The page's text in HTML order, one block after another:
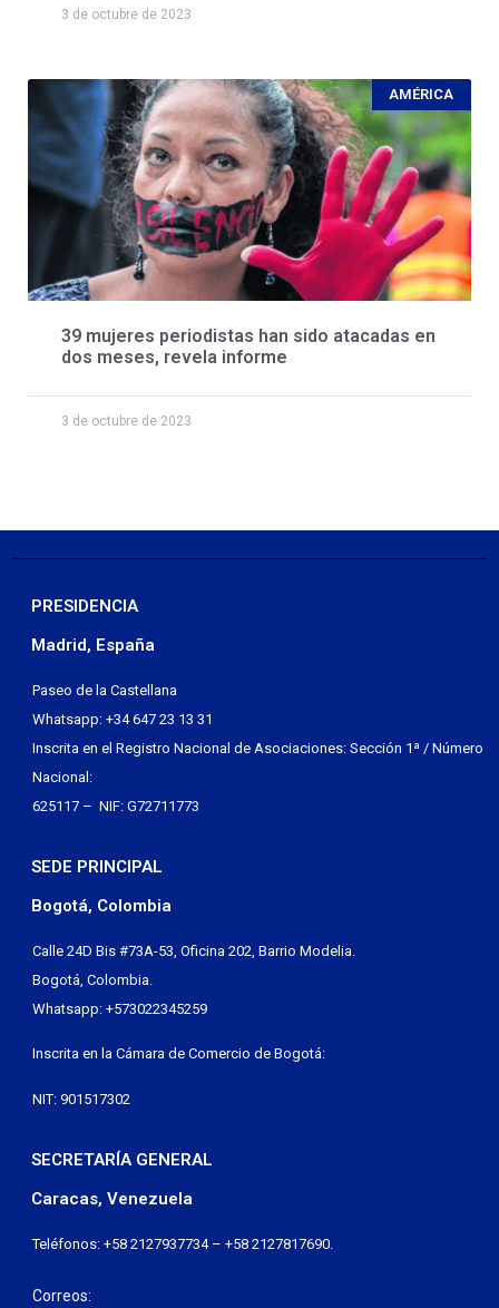
3 de octubre de 2023
AMÉRICA
39 mujeres periodistas han sido atacadas en
dos meses, revela informe
3 de octubre de 2023
PRESIDENCIA
Madrid, España
Paseo de la Castellana
Whatsapp: +34 647 23 13 31
Inscrita en el Registro Nacional de Asociaciones: Sección 1ª / Número
Nacional:
625117 – NIF: G72711773
SEDE PRINCIPAL
Bogotá, Colombia
Calle 24D Bis #73A-53, Oficina 202, Barrio Modelia.
Bogotá, Colombia.
Whatsapp: +573022345259
Inscrita en la Cámara de Comercio de Bogotá:
NIT: 901517302
SECRETARÍA GENERAL
Caracas, Venezuela
Teléfonos: +58 2127937734 – +58 2127817690.
Correos: